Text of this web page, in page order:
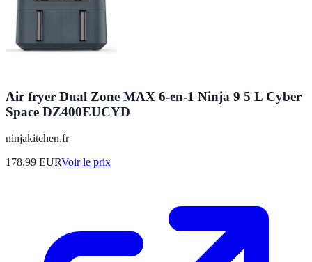
Air fryer Dual Zone MAX 6-en-1 Ninja 9 5 L Cyber
Space DZ400EUCYD
ninjakitchen.fr
178.99 EURVoir le prix